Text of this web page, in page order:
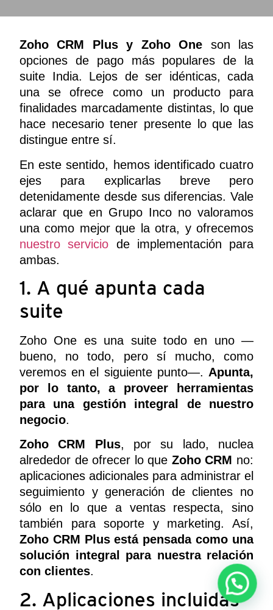
Zoho CRM Plus y Zoho One son las
opciones de pago más populares de la
suite India. Lejos de ser idénticas, cada
una se ofrece como un producto para
finalidades marcadamente distintas, lo que
hace necesario tener presente lo que las
distingue entre sí.
En este sentido, hemos identificado cuatro
ejes para explicarlas breve pero
detenidamente desde sus diferencias. Vale
aclarar que en Grupo Inco no valoramos
una como mejor que la otra, y ofrecemos
nuestro servicio de implementación para
ambas.
1. A qué apunta cada
suite
Zoho One es una suite todo en uno —
bueno, no todo, pero sí mucho, como
veremos en el siguiente punto—. Apunta,
por lo tanto, a proveer herramientas
para una gestión integral de nuestro
negocio.
Zoho CRM Plus, por su lado, nuclea
alrededor de ofrecer lo que Zoho CRM no:
aplicaciones adicionales para administrar el
seguimiento y generación de clientes no
sólo en lo que a ventas respecta, sino
también para soporte y marketing. Así,
Zoho CRM Plus está pensada como una
solución integral para nuestra relación
con clientes.
2. Aplicaciones incluidas